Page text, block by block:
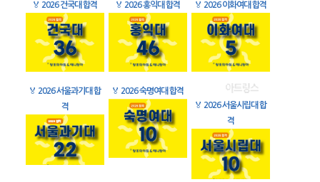
🏅 2026 건국대 합격 🏅 2026 홍익대 합격 🏅 2026 이화여대 합격
🏅 2026 서울과기대 합
격
🏅 2026 숙명여대 합격
🏅 2026 서울시립대 합
격